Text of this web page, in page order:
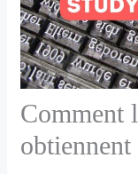
Comment